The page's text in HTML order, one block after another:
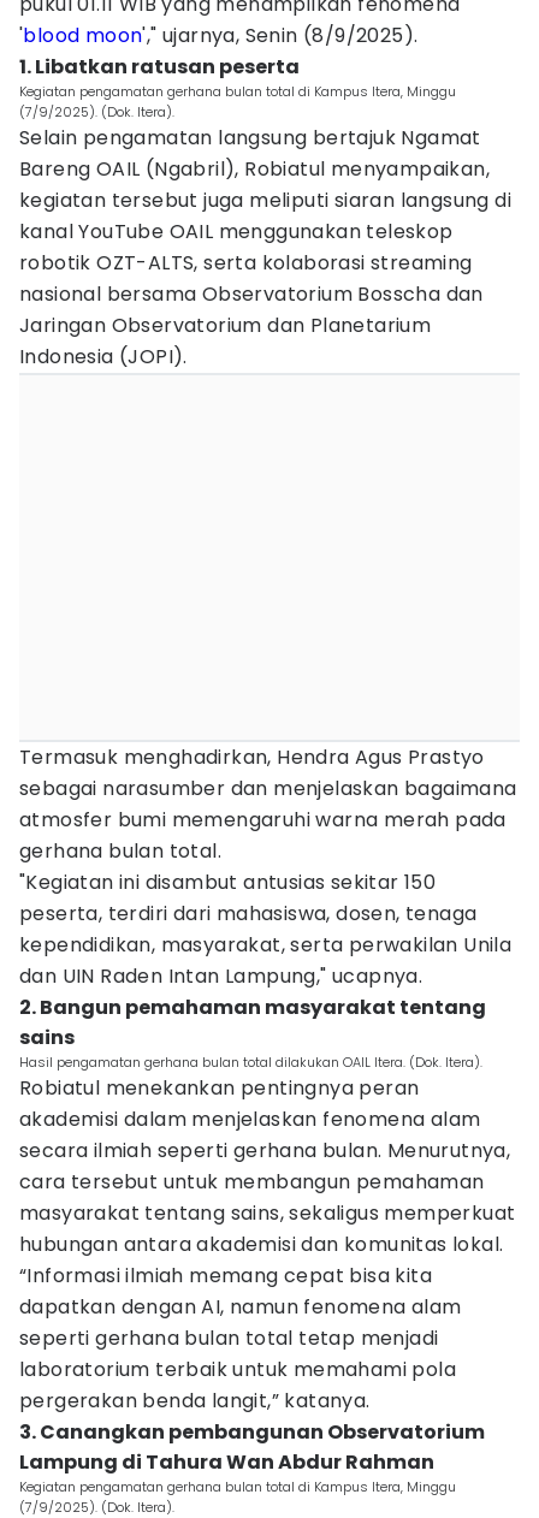
'blood moon'," ujarnya, Senin (8/9/2025).
1. Libatkan ratusan peserta
Kegiatan pengamatan gerhana bulan total di Kampus Itera, Minggu
(7/9/2025). (Dok. Itera).
Selain pengamatan langsung bertajuk Ngamat
Bareng OAIL (Ngabril), Robiatul menyampaikan,
kegiatan tersebut juga meliputi siaran langsung di
kanal YouTube OAIL menggunakan teleskop
robotik OZT-ALTS, serta kolaborasi streaming
nasional bersama Observatorium Bosscha dan
Jaringan Observatorium dan Planetarium
Indonesia (JOPI).
Termasuk menghadirkan, Hendra Agus Prastyo
sebagai narasumber dan menjelaskan bagaimana
atmosfer bumi memengaruhi warna merah pada
gerhana bulan total.
"Kegiatan ini disambut antusias sekitar 150
peserta, terdiri dari mahasiswa, dosen, tenaga
kependidikan, masyarakat, serta perwakilan Unila
dan UIN Raden Intan Lampung," ucapnya.
2. Bangun pemahaman masyarakat tentang
sains
Hasil pengamatan gerhana bulan total dilakukan OAIL Itera. (Dok. Itera).
Robiatul menekankan pentingnya peran
akademisi dalam menjelaskan fenomena alam
secara ilmiah seperti gerhana bulan. Menurutnya,
cara tersebut untuk membangun pemahaman
masyarakat tentang sains, sekaligus memperkuat
hubungan antara akademisi dan komunitas lokal.
“Informasi ilmiah memang cepat bisa kita
dapatkan dengan AI, namun fenomena alam
seperti gerhana bulan total tetap menjadi
laboratorium terbaik untuk memahami pola
pergerakan benda langit,” katanya.
3. Canangkan pembangunan Observatorium
Lampung di Tahura Wan Abdur Rahman
Kegiatan pengamatan gerhana bulan total di Kampus Itera, Minggu
(7/9/2025). (Dok. Itera).